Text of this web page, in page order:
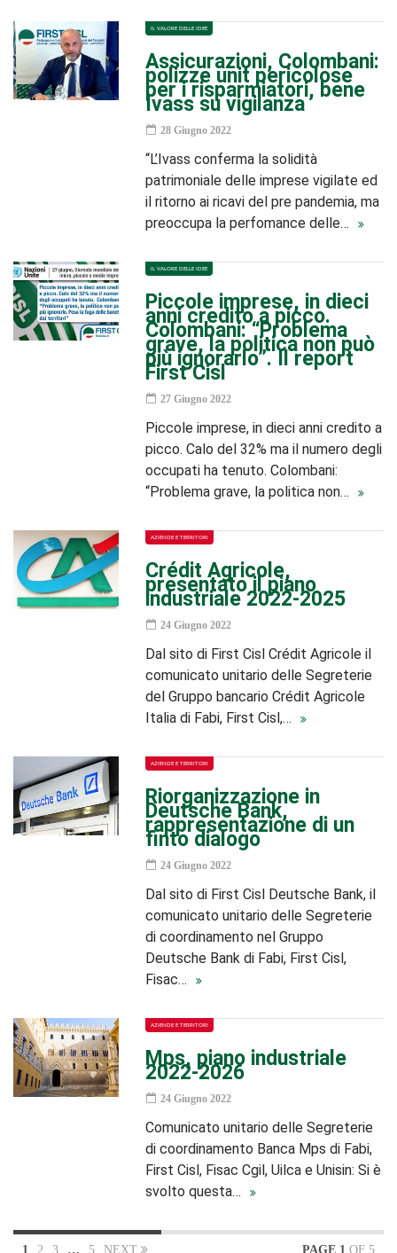
IL VALORE DELLE IDEE
Assicurazioni, Colombani:
polizze unit pericolose
per i risparmiatori, bene
Ivass su vigilanza
28 Giugno 2022
“L’Ivass conferma la solidità
patrimoniale delle imprese vigilate ed
il ritorno ai ricavi del pre pandemia, ma
preoccupa la perfomance delle…
IL VALORE DELLE IDEE
Piccole imprese, in dieci
anni credito a picco.
Colombani: “Problema
grave, la politica non può
più ignorarlo”. Il report
First Cisl
27 Giugno 2022
Piccole imprese, in dieci anni credito a
picco. Calo del 32% ma il numero degli
occupati ha tenuto. Colombani:
“Problema grave, la politica non…
AZIENDE E TERRITORI
Crédit Agricole,
presentato il piano
industriale 2022-2025
24 Giugno 2022
Dal sito di First Cisl Crédit Agricole il
comunicato unitario delle Segreterie
del Gruppo bancario Crédit Agricole
Italia di Fabi, First Cisl,…
AZIENDE E TERRITORI
Riorganizzazione in
Deutsche Bank,
rappresentazione di un
finto dialogo
24 Giugno 2022
Dal sito di First Cisl Deutsche Bank, il
comunicato unitario delle Segreterie
di coordinamento nel Gruppo
Deutsche Bank di Fabi, First Cisl,
Fisac…
AZIENDE E TERRITORI
Mps, piano industriale
2022-2026
24 Giugno 2022
Comunicato unitario delle Segreterie
di coordinamento Banca Mps di Fabi,
First Cisl, Fisac Cgil, Uilca e Unisin: Si è
svolto questa…
1 2 3 … 5 NEXT PAGE 1 OF 5